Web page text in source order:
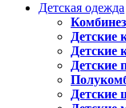
Детская одежда
Детские
Детские
Детские
Детские